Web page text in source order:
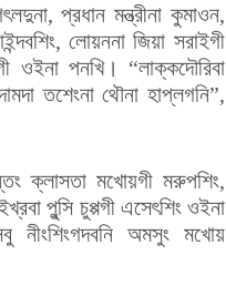
প্রধান মন্ত্রীনা কুমাওন,
লোয়ননা জিয়া সরাইগী
ওইনা পনখি। “লাক্কদৌরিবা
তশেংনা থৌনা হাপ্লগনি”,
ক্লাসতা মখোয়গী মরুপশিং,
পুন্সি চুপ্পগী এসেৎশিং ওইনা
নীংশিংগদবনি অমসুং মখোয়